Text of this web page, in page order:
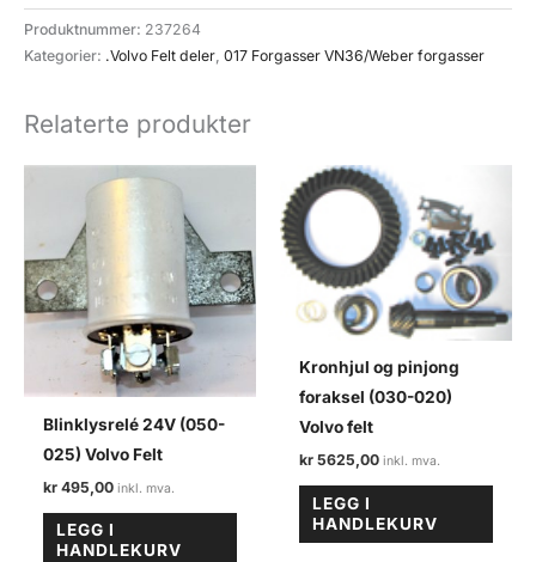
055-
1)
C3078
Produktnummer: 237264
Kategorier: .Volvo Felt deler, 017 Forgasser VN36/Weber forgasser
Relaterte produkter
Blinklysrelé 24V (050-
025) Volvo Felt
kr 495,00
LEGG I
HANDLEKURV
Kronhjul og pinjong
foraksel (030-020)
Volvo felt
kr 5625,00
LEGG I
HANDLEKURV